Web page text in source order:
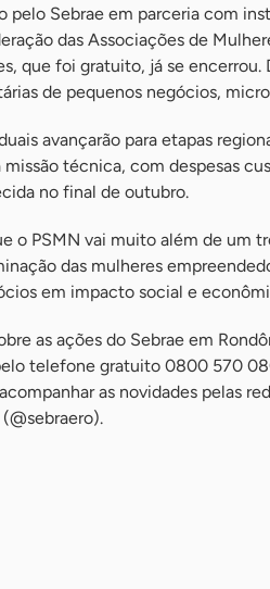
pelo Sebrae em parceria com
das Associações de
que foi gratuito, já se encerrou.
de pequenos negócios,
avançarão para etapas
técnica, com despesas
no final de outubro.
o PSMN vai muito além de um
das mulheres
em impacto social e
as ações do Sebrae em
telefone gratuito 0800 570
as novidades pelas